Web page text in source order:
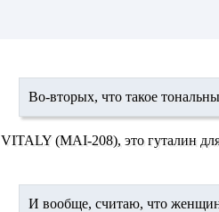
Во-вторых, что такое
VITALY (MAI-208), это гуталин
И вообще, считаю, что